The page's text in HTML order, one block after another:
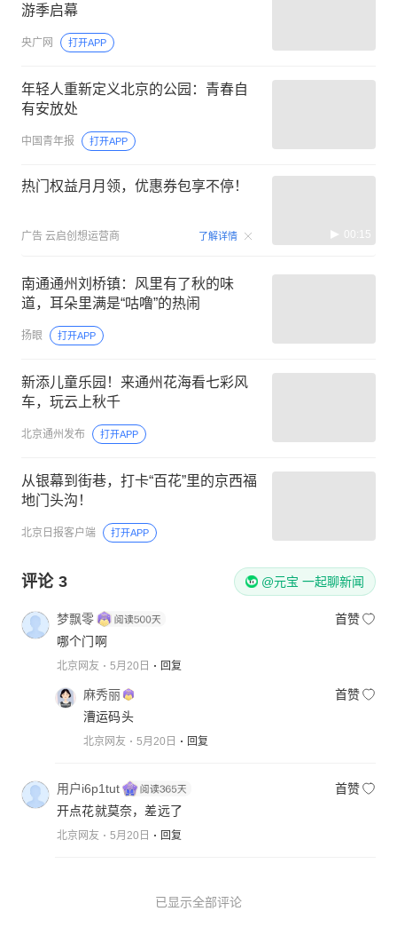
游季启幕
央广网 打开APP
年轻人重新定义北京的公园：青春自
有安放处
中国青年报 打开APP
热门权益月月领，优惠券包享不停！
广告 云启创想运营商 了解详情 00:15
南通通州刘桥镇：风里有了秋的味
道，耳朵里满是“咕噜”的热闹
扬眼 打开APP
新添儿童乐园！来通州花海看七彩风
车，玩云上秋千
北京通州发布 打开APP
从银幕到街巷，打卡“百花”里的京西福
地门头沟！
北京日报客户端 打开APP
评论 3 @元宝 一起聊新闻
梦飘零
首赞
哪个门啊
北京网友 5月20日 回复
麻秀丽
首赞
漕运码头
北京网友 5月20日 回复
用户i6p1tut
首赞
开点花就莫奈，差远了
北京网友 5月20日 回复
已显示全部评论